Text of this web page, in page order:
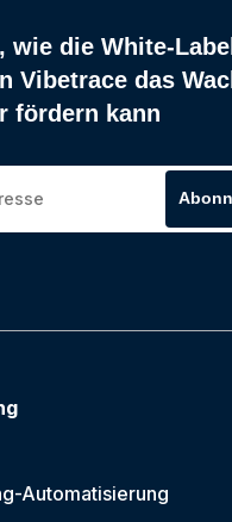
wie die White-
Vibetrace das
fördern kann
Automatisierung